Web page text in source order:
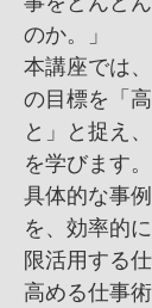
のか。」
本講座では
の目標を「
と」と捉え
を学びます。
具体的な事
を、効率的
限活用する
高める仕事